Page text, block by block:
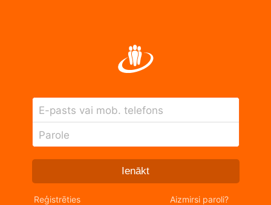
E-pasts vai mob. telefons
Parole
Ienākt
Reģistrēties Aizmirsi paroli?